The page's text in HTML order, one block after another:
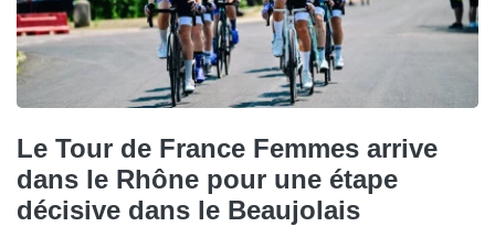
Le Tour de France Femmes arrive
dans le Rhône pour une étape
décisive dans le Beaujolais